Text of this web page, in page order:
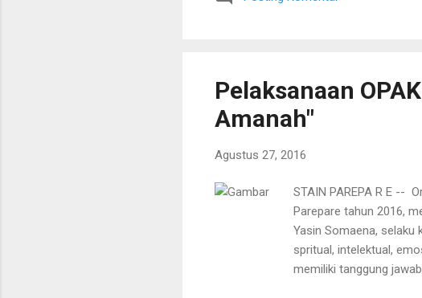
Pelaksanaan
Amanah"
Agustus 27, 2016
STAIN PAREPA R E --
Parepare tahun 2016,
Yasin Somaena, selaku
spritual, intelektual,
memiliki tanggung